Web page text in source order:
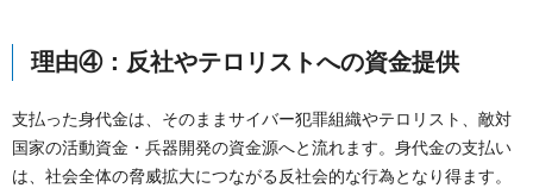
理由④：反社やテロリストへの資金提供
支払った身代金は、そのままサイバー犯罪組織やテロリスト、敵対
国家の活動資金・兵器開発の資金源へと流れます。身代金の支払い
は、社会全体の脅威拡大につながる反社会的な行為となり得ます。